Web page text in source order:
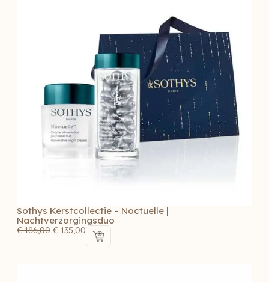
Sothys Kerstcollectie – Noctuelle |
Nachtverzorgingsduo
€186,00 € 135,00